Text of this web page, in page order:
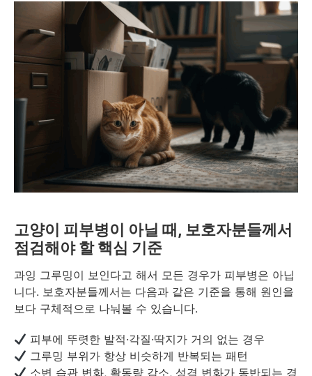
고양이 피부병이 아닐 때, 보호자분들께서
점검해야 할 핵심 기준
과잉 그루밍이 보인다고 해서 모든 경우가 피부병은 아닙
니다. 보호자분들께서는 다음과 같은 기준을 통해 원인을
보다 구체적으로 나눠볼 수 있습니다.
피부에 뚜렷한 발적·각질·딱지가 거의 없는 경우
그루밍 부위가 항상 비슷하게 반복되는 패턴
소변 습관 변화, 활동량 감소, 성격 변화가 동반되는 경